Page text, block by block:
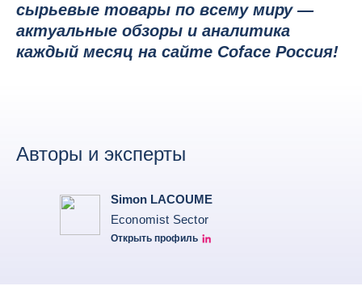
сырьевые товары по всему миру —
актуальные обзоры и аналитика
каждый месяц на сайте Coface Россия!
Авторы и эксперты
Simon LACOUME
Economist Sector
Открыть профиль
Simon Lacoume linkedin